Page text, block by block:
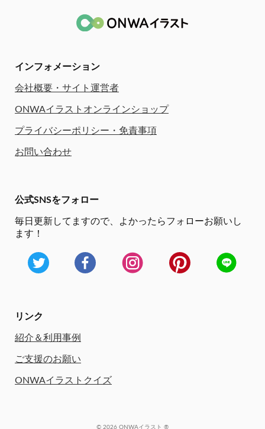
インフォメーション
会社概要・サイト運営者
ONWAイラストオンラインショップ
プライバシーポリシー・免責事項
お問い合わせ
公式SNSをフォロー
毎日更新してますので、
よかったらフォローお願いし
ます！
リンク
紹介＆利用事例
ご支援のお願い
ONWAイラストクイズ
© 2026 ONWAイラスト ®